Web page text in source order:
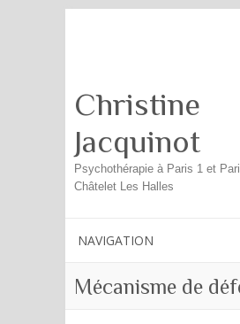
Christine
Jacquinot
Psychothérapie à Paris 1 et
Châtelet Les Halles
Mécanisme de